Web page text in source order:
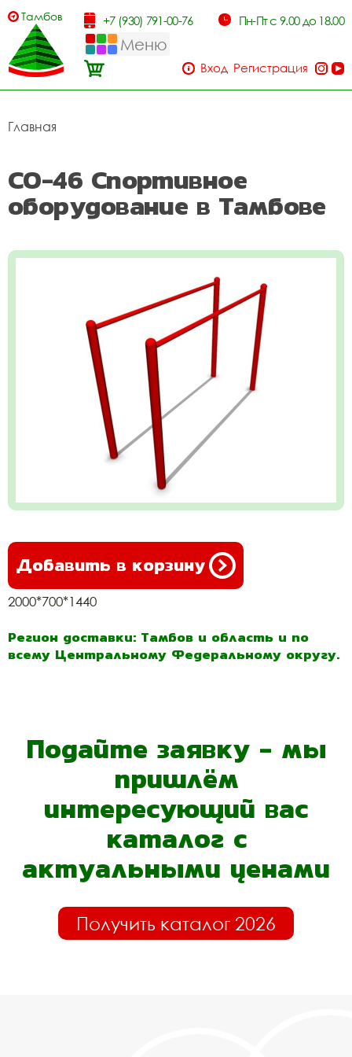
Тамбов +7 (930) 791-00-76 Пн-Пт с 9.00 до 18.00
Меню
Вход Регистрация
Главная
СО-46 Спортивное
оборудование в Тамбове
Добавить в корзину
2000*700*1440
Регион доставки: Тамбов и область и по
всему Центральному Федеральному округу.
Подайте заявку - мы
пришлём
интересующий вас
каталог с
актуальными ценами
Получить каталог 2026